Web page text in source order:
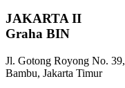
JAKARTA II
Graha BIN
Jl. Gotong Royong No.
Bambu, Jakarta Timur